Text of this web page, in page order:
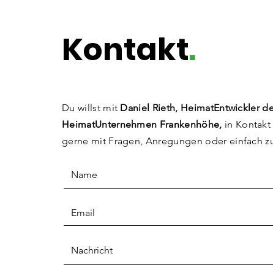
Kontakt.
Du willst mit Daniel Rieth, HeimatEntwickler
HeimatUnternehmen Frankenhöhe, in Kontakt
gerne mit Fragen, Anregungenoder einfach